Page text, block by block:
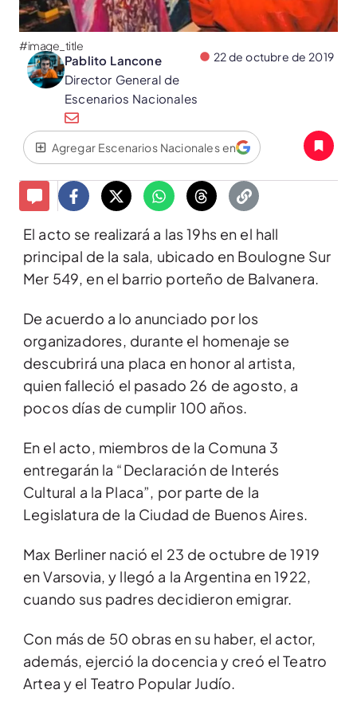
#image_title
Pablito Lancone
Director General de
Escenarios Nacionales
22 de octubre de 2019
Agregar Escenarios Nacionales en
El acto se realizará a las 19hs en el hall
principal de la sala, ubicado en Boulogne Sur
Mer 549, en el barrio porteño de Balvanera.
De acuerdo a lo anunciado por los
organizadores, durante el homenaje se
descubrirá una placa en honor al artista,
quien falleció el pasado 26 de agosto, a
pocos días de cumplir 100 años.
En el acto, miembros de la Comuna 3
entregarán la “Declaración de Interés
Cultural a la Placa”, por parte de la
Legislatura de la Ciudad de Buenos Aires.
Max Berliner nació el 23 de octubre de 1919
en Varsovia, y llegó a la Argentina en 1922,
cuando sus padres decidieron emigrar.
Con más de 50 obras en su haber, el actor,
además, ejerció la docencia y creó el Teatro
Artea y el Teatro Popular Judío.